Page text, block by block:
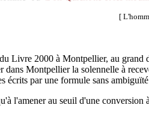
[
Livre 2000 à Montpellier, au grand
dans Montpellier la solennelle à
écrits par une formule sans
l'amener au seuil d'une